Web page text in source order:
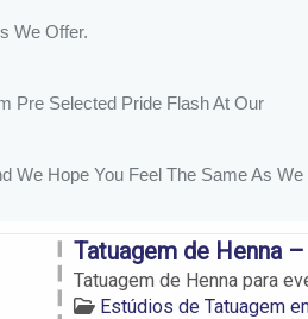
Tatuagem de Henna
Tatuagem de Henna para
Estúdios de Tatuagem